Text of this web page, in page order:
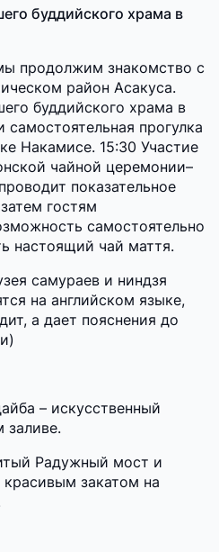
буддийского храма в
продолжим знакомство с
район Асакуса.
буддийского храма в
прогулка
Накамисе. 15:30 Участие
чайной церемонии–
показательное
гостям
самостоятельно
настоящий чай маття.
самураев и ниндзя
на английском языке,
а дает пояснения до
– искусственный
заливе.
Радужный мост и
закатом на